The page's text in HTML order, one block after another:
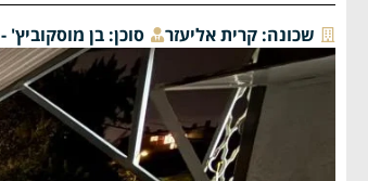
שכונה: קרית אליעזר סוכן: בן מוסקוביץ'